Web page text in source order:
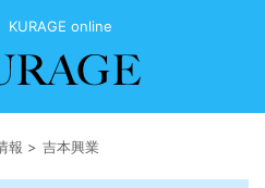
KURAGE online
報 > 吉本興業